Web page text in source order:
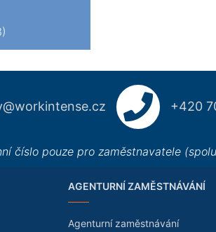
+420
číslo pouze pro zaměstnavatele
AGENTURNÍ ZAMĚSTNÁVÁNÍ
Agenturní zaměstnávání